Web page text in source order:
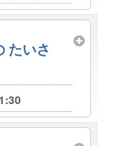
たいさ